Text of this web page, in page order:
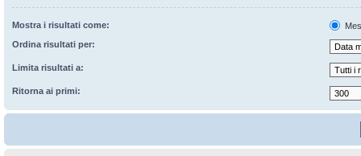
Mostra i risultati come:
Ordina risultati per:
Limita risultati a:
Ritorna ai primi: